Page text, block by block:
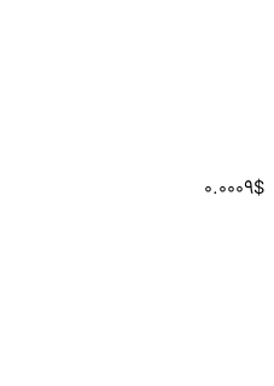
0.0009$